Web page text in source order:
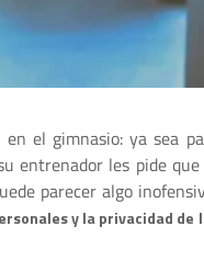
el gimnasio: ya sea
entrenador les pide
parecer algo
y la privacidad de